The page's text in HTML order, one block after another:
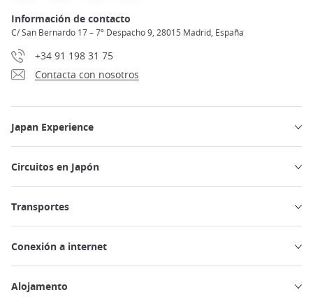
Información de contacto
C/ San Bernardo 17 – 7º Despacho 9, 28015 Madrid, España
+34 91 198 31 75
Contacta con nosotros
Japan Experience
Circuitos en Japón
Transportes
Conexión a internet
Alojamento